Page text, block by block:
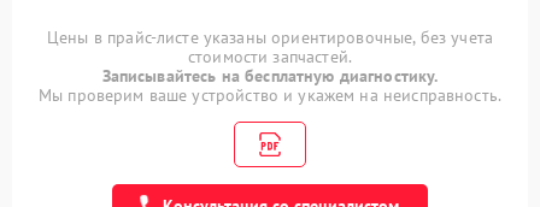
Замена фильтра
осушителя
500 рублей
Замена платы
Цены в прайс-листе указаны ориентировочные, без учета
стоимости запчастей.
Записывайтесь на бесплатную диагностику.
Мы проверим ваше устройство и укажем на неисправность.